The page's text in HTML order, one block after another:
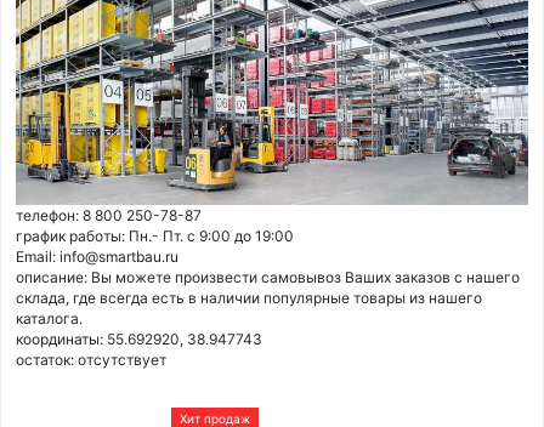
телефон: 8 800 250-78-87
график работы: Пн.- Пт. с 9:00 до 19:00
Email: info@smartbau.ru
описание: Вы можете произвести самовывоз Ваших заказов с нашего
склада, где всегда есть в наличии популярные товары из нашего
каталога.
координаты: 55.692920, 38.947743
остаток: отсутствует
Хит продаж